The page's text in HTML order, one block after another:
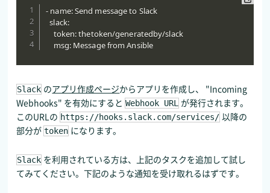
- name: Send message to Slack
  slack:
    token: thetoken/generatedby/slack
    msg: Message from Ansible
Slack のアプリ作成ページからアプリを作成し、 "Incoming
Webhooks" を有効にすると Webhook URL
が発行されます。
このURLの https://hooks.slack.com/services/ 以降の
部分が token になります。
Slack を利用されている方は、上記のタスクを追加して試し
てみてください。下記のような通知を受け取れるはずです。